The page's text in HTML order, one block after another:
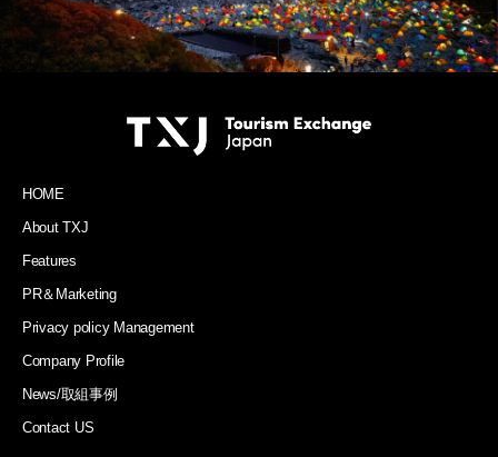
HOME
About TXJ
Features
PR＆Marketing
Privacy policy Management
Company Profile
News/取組事例
Contact US